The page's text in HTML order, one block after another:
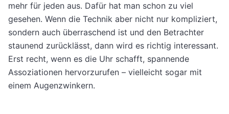
mehr für jeden aus. Dafür hat man schon zu viel
gesehen. Wenn die Technik aber nicht nur kompliziert,
sondern auch überraschend ist und den Betrachter
staunend zurücklässt, dann wird es richtig interessant.
Erst recht, wenn es die Uhr schafft, spannende
Assoziationen hervorzurufen – vielleicht sogar mit
einem Augenzwinkern.